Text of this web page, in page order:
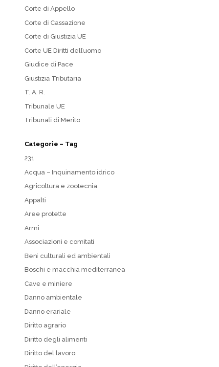
Corte di Appello
Corte di Cassazione
Corte di Giustizia UE
Corte UE Diritti dell’uomo
Giudice di Pace
Giustizia Tributaria
T. A. R.
Tribunale UE
Tribunali di Merito
Categorie – Tag
231
Acqua – Inquinamento idrico
Agricoltura e zootecnia
Appalti
Aree protette
Armi
Associazioni e comitati
Beni culturali ed ambientali
Boschi e macchia mediterranea
Cave e miniere
Danno ambientale
Danno erariale
Diritto agrario
Diritto degli alimenti
Diritto del lavoro